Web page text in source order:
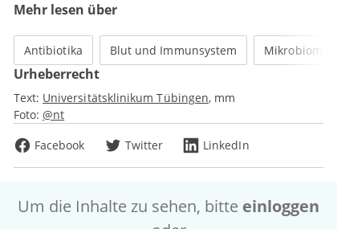
Mehr lesen über
Antibiotika Blut und Immunsystem Mikrobiom
Urheberrecht
Text: Universitätsklinikum Tübingen mm
Foto: @nt
Facebook
Twitter LinkedIn
Um die Inhalte zu sehen, bitte einloggen